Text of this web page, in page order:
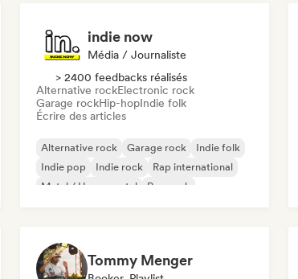
indie now
Média / Journaliste
> 2400 feedbacks réalisés
Alternative rockElectronic rock
Garage rockHip-hopIndie folk
Écrire des articles
Alternative rock Garage rock
Indie folk
Indie pop
Indie rock
Rap international
Metal / Heavy metal
Pop rock
Tommy Menger